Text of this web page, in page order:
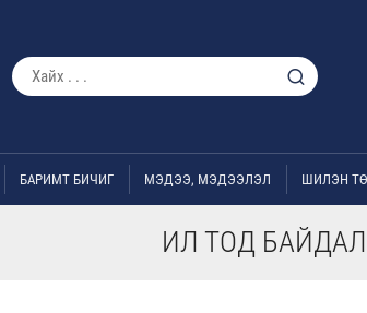
БАРИМТ БИЧИГ МЭДЭЭ, МЭДЭЭЛЭЛ ШИЛЭН
ИЛ ТОД БАЙДАЛ